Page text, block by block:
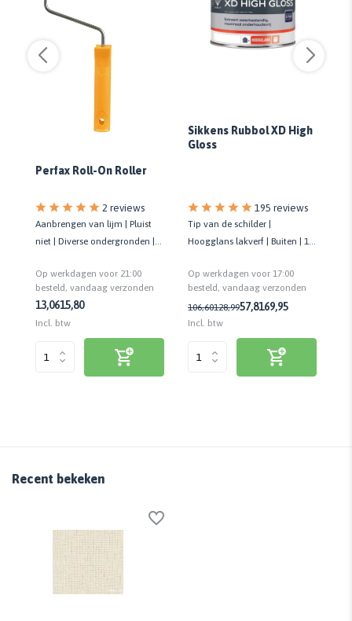
Perfax Roll-On Roller
2 reviews
Aanbrengen van lijm | Pluist
niet | Diverse ondergronden |
Op werkdagen voor 21:00
besteld, vandaag verzonden
13,0615,80
Incl. btw
Sikkens Rubbol XD High
Gloss
195 reviews
Tip van de schilder |
Hoogglans lakverf | Buiten | 10
Op werkdagen voor 17:00
besteld, vandaag verzonden
106,60128,9957,8169,95
Incl. btw
Recent bekeken